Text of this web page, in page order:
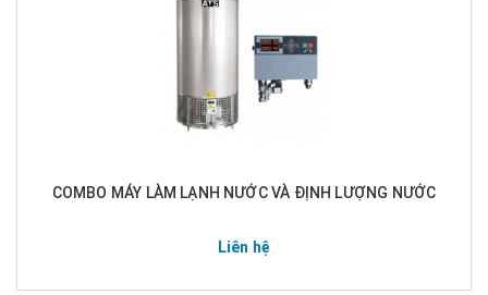
COMBO MÁY LÀM LẠNH NƯỚC VÀ ĐỊNH LƯỢNG NƯỚC
Liên hệ